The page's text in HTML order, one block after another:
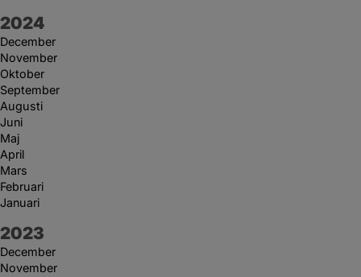
År:
2024
December
November
Oktober
September
Augusti
Juni
Maj
April
Mars
Februari
Januari
År:
2023
December
November